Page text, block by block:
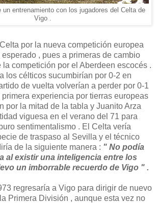
un entrenamiento con los jugadores del Celta de
Vigo .
por la nueva competición europea
, pues a primeras de cambio
competición por el Aberdeen escocés .
los célticos sucumbirían por 0-2 en
de vuelta volverían a perder por 0-1
experiencia por tierras europeas
por la mitad de la tabla y Juanito Arza
viguesa en el verano del 71 para
sentimentalismo . El Celta vería
de traspaso al Sevilla y el técnico
de la siguiente manera : " No podía
al existir una inteligencia entre los
un imborrable recuerdo de Vigo " .
regresaría a Vigo para dirigir de nuevo
Primera División , aunque esta vez no